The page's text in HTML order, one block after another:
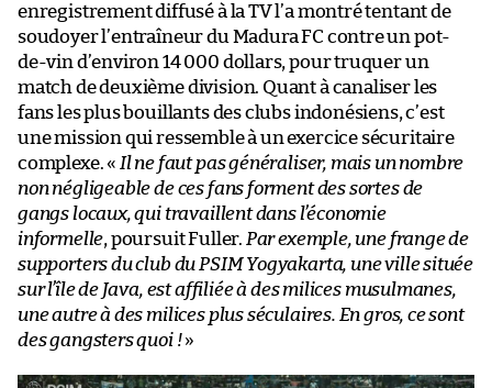
enregistrement diffusé à la TV l’a montré tentant de
soudoyer l’entraîneur du Madura FC contre un pot-
de-vin d’environ 14 000 dollars, pour truquer un
match de deuxième division. Quant à canaliser les
fans les plus bouillants des clubs indonésiens, c’est
une mission qui ressemble à un exercice sécuritaire
complexe. « Il ne faut pas généraliser, mais un nombre
non négligeable de ces fans forment des sortes de
gangs locaux, qui travaillent dans l’économie
informelle, poursuit Fuller. Par exemple, une frange de
supporters du club du PSIM Yogyakarta, une ville située
sur l’île de Java, est affiliée à des milices musulmanes,
une autre à des milices plus séculaires. En gros, ce sont
des gangsters quoi !»